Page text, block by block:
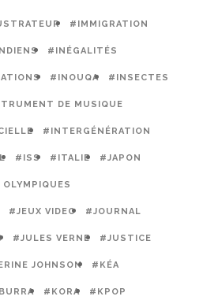
#IMMIGRATION
#INÉGALITÉS
#INOUQA #INSECTES
DE MUSIQUE
#INTERGÉNÉRATION
#ISS #ITALIE #JAPON
OLYMPIQUES
#JEUX VIDEO #JOURNAL
#JULES VERNE #JUSTICE
JOHNSON #KÉA
#KORA #KPOP